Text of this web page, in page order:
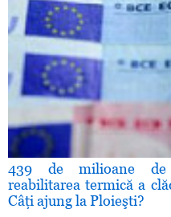
439 de milioane
reabilitarea termică a
Câţi ajung la Ploieşti?